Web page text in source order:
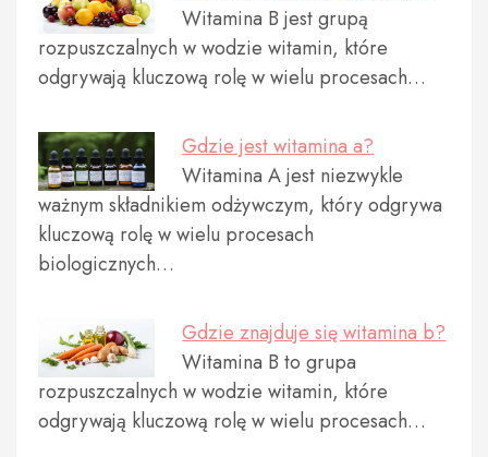
Witamina B jest grupą
rozpuszczalnych w wodzie witamin, które
odgrywają kluczową rolę w wielu procesach…
Gdzie jest witamina a?
Witamina A jest niezwykle
ważnym składnikiem odżywczym, który odgrywa
kluczową rolę w wielu procesach
biologicznych…
Gdzie znajduje się witamina b?
Witamina B to grupa
rozpuszczalnych w wodzie witamin, które
odgrywają kluczową rolę w wielu procesach…